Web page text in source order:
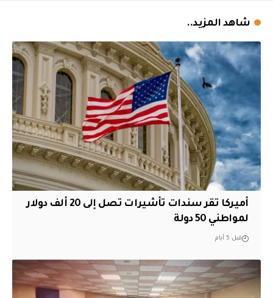
شاهد المزيد..
أميركا تقر سندات تأشيرات تصل إلى 20 ألف دولار
لمواطني 50 دولة
قبل 5 أيام